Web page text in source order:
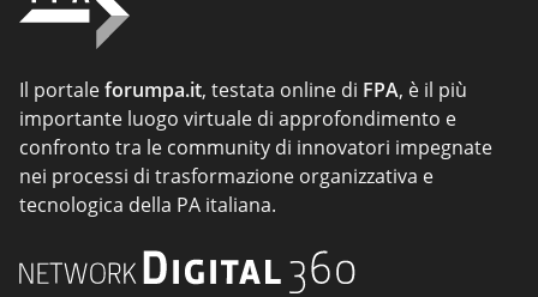
Il portaleforumpa.it, testata online di FPA, è il più
importante luogo virtuale di approfondimento e
confronto tra le community di innovatori impegnate
nei processi di trasformazione organizzativa e
tecnologica della PA italiana.